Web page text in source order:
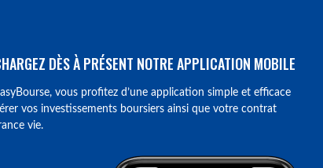
DÈS À PRÉSENT NOTRE APPLICATION MOBILE
vous profitez d’une application simple et efficace
vos investissements boursiers ainsi que votre contrat
vie.